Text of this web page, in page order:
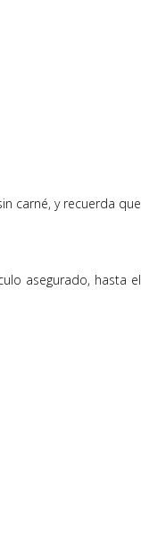
carné, y recuerda que
asegurado, hasta el